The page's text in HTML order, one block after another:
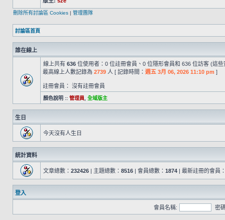
刪除所有討論區 Cookies | 管理團隊
討論區首頁
誰在線上
線上共有 636 位使用者：0 位註冊會員、0 位隱形會員和 636 位訪客 (這
最高線上人數記錄為 2739 人 [ 記錄時間： 週五 3月 06, 2026 11:10 pm ]
註冊會員： 沒有註冊會員
顏色說明 :: 管理員 全域版主
生日
今天沒有人生日
統計資料
文章總數： 232426 | 主題總數： 8516 | 會員總數： 1874 | 最新註冊的會員
登入
會員名稱: 密